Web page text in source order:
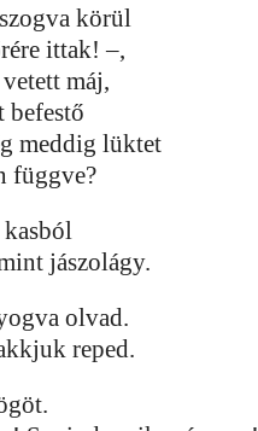
körül
ittak! –,
máj,
befestő
meddig lüktet
függve?
kasból
jászolágy.
olvad.
reped.